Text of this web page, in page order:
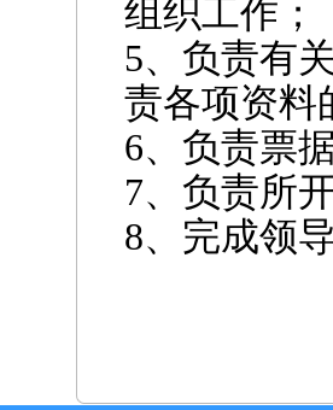
组织工作；
5、负责有
责各项资料
6、负责票
7、负责所
8、完成领